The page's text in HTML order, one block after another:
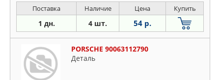
Поставка Наличие Цена Купить
1 дн. 4 шт. 54 р.
PORSCHE 90063112790
Деталь